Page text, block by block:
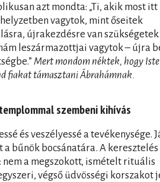
azt mondta: „Ti, akik most itt
vagytok, mint őseitek
újrakezdésre van
leszármazottjai vagytok – újra
Mert mondom néktek, hogy
fiakat támasztani Ábrahámnak.
szembeni kihívás
és veszélyessé a tevékenysége.
bűnök bocsánatára. A keresztelés
a megszokott, ismételt rituális
végső üdvösségi korszakot